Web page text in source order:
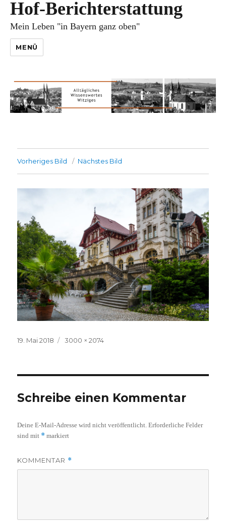
Hof-Berichterstattung
Mein Leben "in Bayern ganz oben"
MENÜ
Vorheriges Bild Nächstes Bild
Veröffentlicht
19. Mai 2018
Volle
3000 × 2074
Schreibe einen Kommentar
Deine E-Mail-Adresse wird nicht veröffentlicht. Erforderliche Felder
sind mit * markiert
KOMMENTAR *